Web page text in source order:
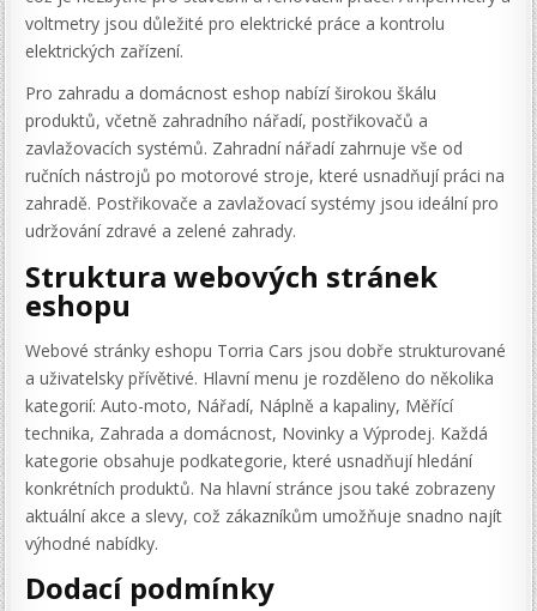
voltmetry jsou důležité pro elektrické práce a kontrolu
elektrických zařízení.
Pro zahradu a domácnost eshop nabízí širokou škálu
produktů, včetně zahradního nářadí, postřikovačů a
zavlažovacích systémů. Zahradní nářadí zahrnuje vše od
ručních nástrojů po motorové stroje, které usnadňují práci na
zahradě. Postřikovače a zavlažovací systémy jsou ideální pro
udržování zdravé a zelené zahrady.
Struktura webových stránek
eshopu
Webové stránky eshopu Torria Cars jsou dobře strukturované
a uživatelsky přívětivé. Hlavní menu je rozděleno do několika
kategorií: Auto-moto, Nářadí, Náplně a kapaliny, Měřící
technika, Zahrada a domácnost, Novinky a Výprodej. Každá
kategorie obsahuje podkategorie, které usnadňují hledání
konkrétních produktů. Na hlavní stránce jsou také zobrazeny
aktuální akce a slevy, což zákazníkům umožňuje snadno najít
výhodné nabídky.
Dodací podmínky